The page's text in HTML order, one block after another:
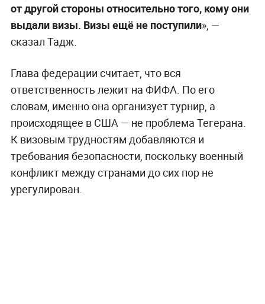
от другой стороны относительно того, кому они
выдали визы. Визы ещё не поступили», —
сказал Тадж.
Глава федерации считает, что вся
ответственность лежит на ФИФА. По его
словам, именно она организует турнир, а
происходящее в США — не проблема Тегерана.
К визовым трудностям добавляются и
требования безопасности, поскольку военный
конфликт между странами до сих пор не
урегулирован.